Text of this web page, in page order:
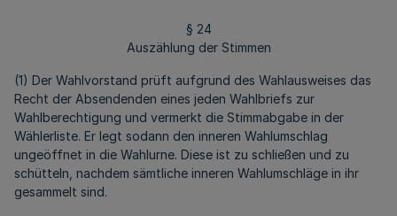
§ 24
Auszählung der Stimmen
(1) Der Wahlvorstand prüft aufgrund des Wahlausweises das
Recht der Absendenden eines jeden Wahlbriefs zur
Wahlberechtigung und vermerkt die Stimmabgabe in der
Wählerliste. Er legt sodann den inneren Wahlumschlag
ungeöffnet in die Wahlurne. Diese ist zu schließen und zu
schütteln, nachdem sämtliche inneren Wahlumschläge in ihr
gesammelt sind.